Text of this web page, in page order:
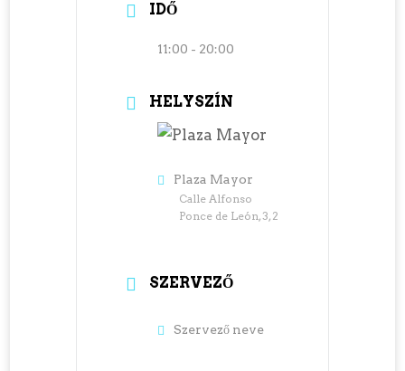
IDŐ
11:00 - 20:00
HELYSZÍN
Plaza Mayor
Calle Alfonso
Ponce de León, 3, 2
SZERVEZŐ
Szervező neve